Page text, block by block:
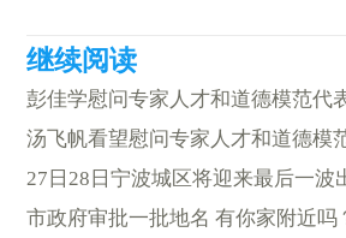
彭佳学慰问专家人才和道德模范代
汤飞帆看望慰问专家人才和道德模
27日28日宁波城区将迎来最后一波
市政府审批一批地名 有你家附近吗